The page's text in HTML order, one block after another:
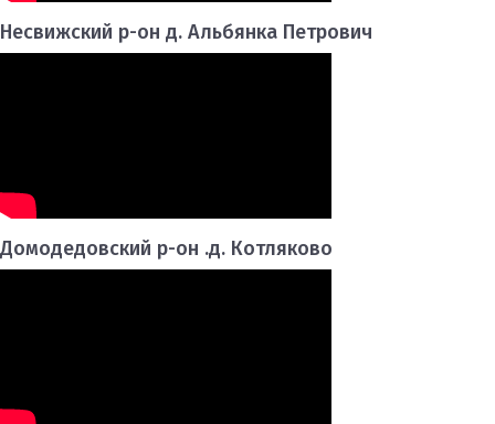
Несвижский р-он д. Альбянка Петрович
Домодедовский р-он .д. Котляково